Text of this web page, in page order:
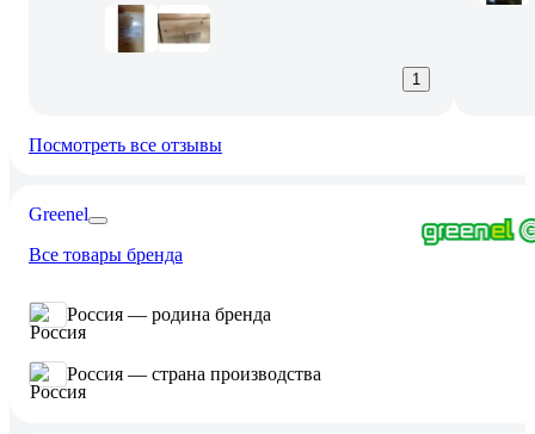
1
Посмотреть все отзывы
Greenel
Все товары бренда
Россия — родина бренда
Россия — страна производства